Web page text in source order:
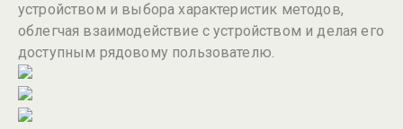
устройством и выбора характеристик методов,
облегчая взаимодействие с устройством и делая его
доступным рядовому пользователю.